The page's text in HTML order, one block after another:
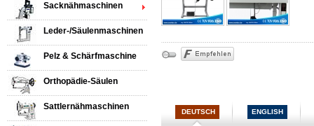
DEUTSCH ENGLISH
Sacknähmaschinen
Leder-/Säulenmaschinen
Pelz & Schärfmaschine
Orthopädie-Säulen
Sattlernähmaschinen